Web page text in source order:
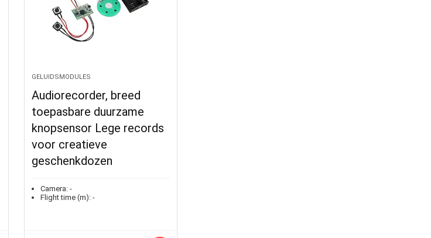
GELUIDSMODULES
Audiorecorder, breed
toepasbare duurzame
knopsensor Lege records
voor creatieve
geschenkdozen
Camera: -
Flight time (m): -